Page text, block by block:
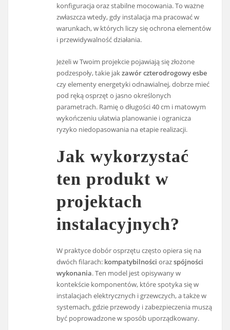
konfiguracja oraz stabilne mocowania. To ważne
zwłaszcza wtedy, gdy instalacja ma pracować w
warunkach, w których liczy się ochrona elementów
i przewidywalność działania.
Jeżeli w Twoim projekcie pojawiają się złożone
podzespoły, takie jakzawór czterodrogowy esbe
czy elementy energetyki odnawialnej, dobrze mieć
pod ręką osprzęt o jasno określonych
parametrach. Ramię o długości 40 cm i matowym
wykończeniu ułatwia planowanie i ogranicza
ryzyko niedopasowania na etapie realizacji.
Jak wykorzystać
ten produkt w
projektach
instalacyjnych?
W praktyce dobór osprzętu często opiera się na
dwóch filarach: kompatybilności orazspójności
wykonania. Ten model jest opisywany w
kontekście komponentów, które spotyka się w
instalacjach elektrycznych i grzewczych, a także w
systemach, gdzie przewody i zabezpieczenia muszą
być poprowadzone w sposób uporządkowany.